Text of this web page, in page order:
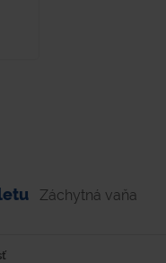
Záchytná vaňa